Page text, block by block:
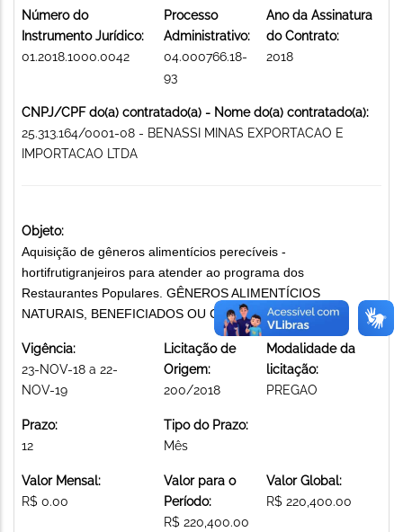
Número do
Instrumento Jurídico:
01.2018.1000.0042
Processo
Administrativo:
04.000766.18-
93
Ano da Assinatura
do Contrato:
2018
CNPJ/CPF do(a) contratado(a) - Nome do(a) contratado(a):
25.313.164/0001-08 - BENASSI MINAS EXPORTACAO E
IMPORTACAO LTDA
Objeto:
Aquisição de gêneros alimentícios perecíveis -
hortifrutigranjeiros para atender ao programa dos
Restaurantes Populares. GÊNEROS ALIMENTÍCIOS
NATURAIS, BENEFICIADOS OU CONSERVADOS
Vigência:
23-NOV-18 a 22-
NOV-19
Licitação de
Origem:
200/2018
Modalidade da
licitação:
PREGAO
Prazo:
12
Tipo do Prazo:
Mês
Valor Mensal:
R$ 0.00
Valor para o
Período:
R$ 220,400.00
Valor Global:
R$ 220,400.00